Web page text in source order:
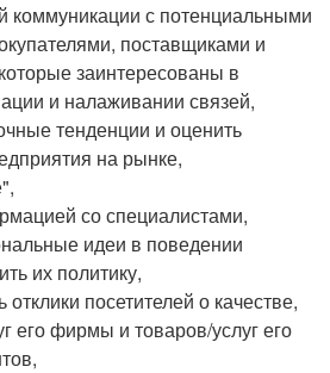
коммуникации с потенциальными
поставщиками и
заинтересованы в
и налаживании связей,
тенденции и оценить
на рынке,
со специалистами,
идеи в поведении
их политику,
посетителей о качестве,
его фирмы и товаров/услуг его